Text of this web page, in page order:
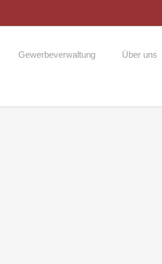
Gewerbeverwaltung Über uns